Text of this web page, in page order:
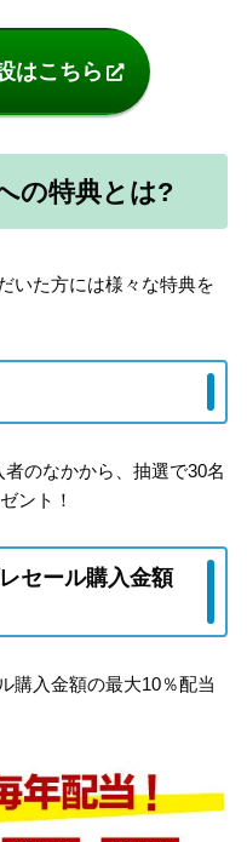
はこちら
の特典とは?
いた方には様々な特典を
のなかから、抽選で30名
ント！
セール購入金額
購入金額の最大10％配当